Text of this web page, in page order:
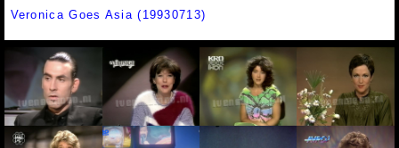
Veronica Goes Asia (19930713)